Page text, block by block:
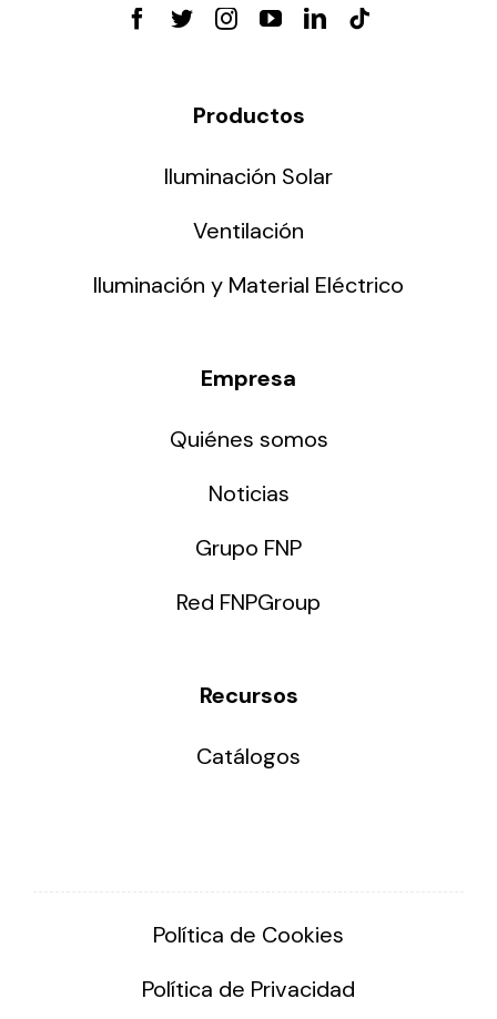
Productos
Iluminación Solar
Ventilación
Iluminación y Material Eléctrico
Empresa
Quiénes somos
Noticias
Grupo FNP
Red FNPGroup
Recursos
Catálogos
Política de Cookies
Política de Privacidad